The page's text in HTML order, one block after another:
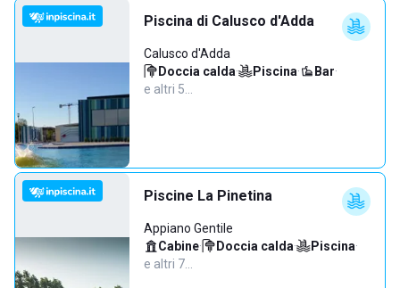
Piscina di Calusco d'Adda
Calusco d'Adda
Doccia calda· Piscina· Bar·
e altri 5…
Piscine La Pinetina
Appiano Gentile
Cabine· Doccia calda· Piscina·
e altri 7…